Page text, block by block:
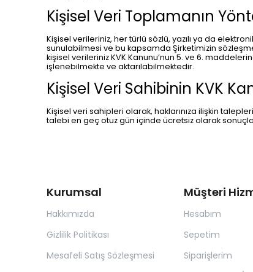
Kişisel Veri Toplamanın
Kişisel verileriniz, her türlü sözlü, yazılı ya da
sunulabilmesi ve bu kapsamda Şirketimizin
kişisel verileriniz KVK Kanunu’nun 5. ve 6.
işlenebilmekte ve aktarılabilmektedir.
Kişisel Veri Sahibinin KVK
Kişisel veri sahipleri olarak, haklarınıza ilişkin
talebi en geç otuz gün içinde ücretsiz olarak
Kurumsal
Hakkımızda
Gizlilik Politikası
Mesafeli Satış Sözleşmesi
Müşteri
Hesabım
Sepetim
Siparişlerim